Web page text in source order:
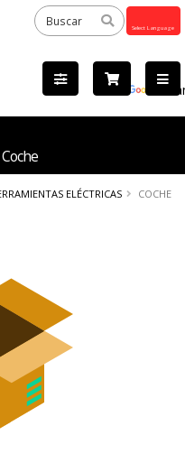
by
ELÉCTRICAS COCHE